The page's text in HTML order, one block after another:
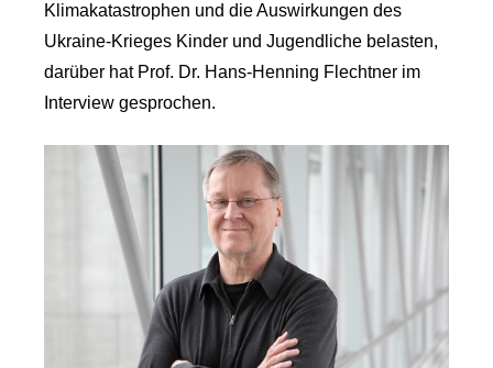
Klimakatastrophen und die Auswirkungen des
Ukraine-Krieges Kinder und Jugendliche belasten,
darüber hat Prof. Dr. Hans-Henning Flechtner im
Interview gesprochen.